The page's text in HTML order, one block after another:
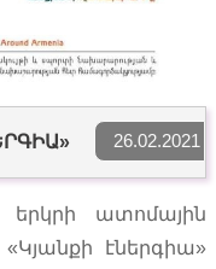
26.02.2021
երկրի ատոմային
էներգիա»